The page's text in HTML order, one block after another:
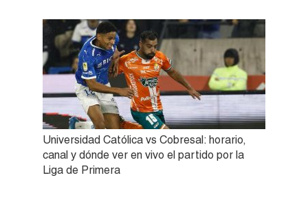
Universidad Católica vs Cobresal: horario,
canal y dónde ver en vivo el partido por la
Liga de Primera